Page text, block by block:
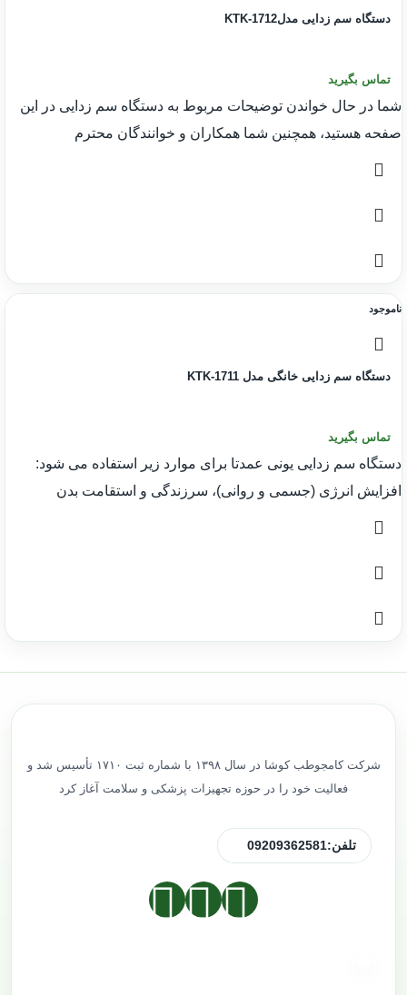
دستگاه سم زدایی مدلKTK-1712
تماس بگیرید
شما در حال خواندن توضیحات مربوط به دستگاه سم زدایی در این
صفحه هستید، همچنین شما همکاران و خوانندگان محترم
ناموجود
دستگاه سم زدایی خانگی مدل KTK-1711
تماس بگیرید
دستگاه سم زدایی یونی عمدتا برای موارد زیر استفاده می شود:
افزایش انرژی (جسمی و روانی)، سرزندگی و استقامت بدن
شرکت کامجوطب کوشا در سال ۱۳۹۸ با شماره ثبت ۱۷۱۰ تأسیس شد و
فعالیت خود را در حوزه تجهیزات پزشکی و سلامت آغاز کرد
تلفن:09209362581